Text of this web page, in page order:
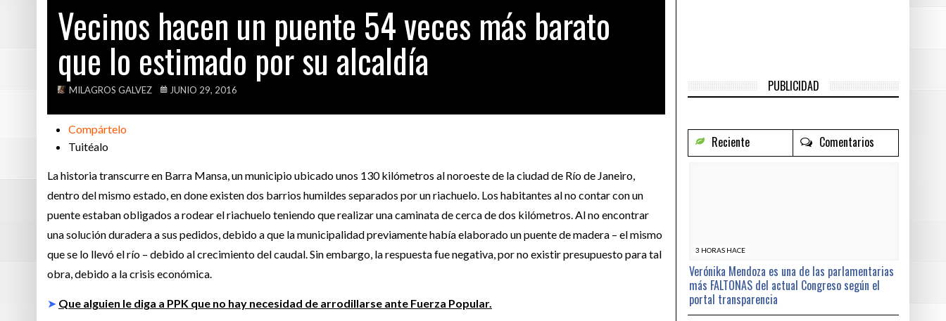
Vecinos hacen un puente 54 veces más barato
que lo estimado por su alcaldía
MILAGROS GALVEZ JUNIO 29, 2016
Compártelo
Tuitéalo
La historia transcurre en Barra Mansa, un municipio ubicado unos 130 kilómetros al noroeste de la ciudad de Río de Janeiro,
dentro del mismo estado, en done existen dos barrios humildes separados por un riachuelo. Los habitantes al no contar con un
puente estaban obligados a rodear el riachuelo teniendo que realizar una caminata de cerca de dos kilómetros. Al no encontrar
una solución duradera a sus pedidos, debido a que la municipalidad previamente había elaborado un puente de madera – el mismo
que se lo llevó el río – debido al crecimiento del caudal. Sin embargo, la respuesta fue negativa, por no existir presupuesto para tal
obra, debido a la crisis económica.
➤ Que alguien le diga a PPK que no hay necesidad de arrodillarse ante Fuerza Popular.
PUBLICIDAD
Reciente Comentarios
3 HORAS HACE
Verónika Mendoza es una de las parlamentarias
más FALTONAS del actual Congreso según el
portal transparencia